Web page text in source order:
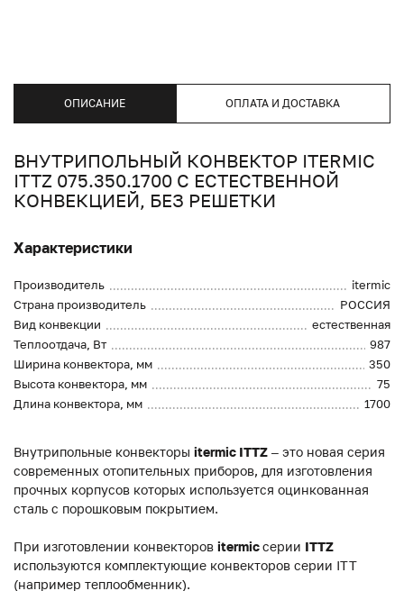
ОПИСАНИЕ ОПЛАТА И ДОСТАВКА
ВНУТРИПОЛЬНЫЙ КОНВЕКТОР ITERMIC
ITTZ 075.350.1700 С ЕСТЕСТВЕННОЙ
КОНВЕКЦИЕЙ, БЕЗ РЕШЕТКИ
Характеристики
Производитель
itermic
Страна производитель
РОССИЯ
Вид конвекции
естественная
Теплоотдача, Вт
987
Ширина конвектора, мм
350
Высота конвектора, мм
75
Длина конвектора, мм
1700
Внутрипольные конвекторы itermic ITTZ – это новая серия
современных отопительных приборов, для изготовления
прочных корпусов которых используется оцинкованная
сталь с порошковым покрытием.
При изготовлении конвекторов itermicсерии ITTZ
используются комплектующие конвекторов серии ITT
(например теплообменник).